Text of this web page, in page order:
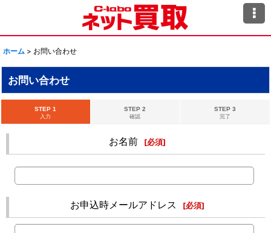
ホーム > お問い合わせ
お問い合わせ
STEP 1
入力
STEP 2
確認
STEP 3
完了
お名前 [必須]
お申込時メールアドレス [必須]